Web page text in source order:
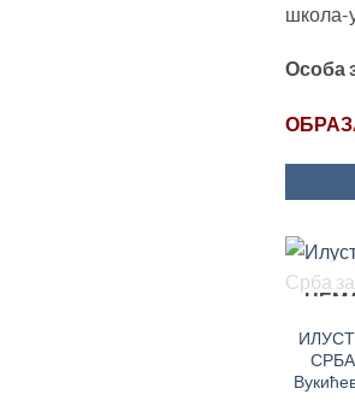
школа-
Особа